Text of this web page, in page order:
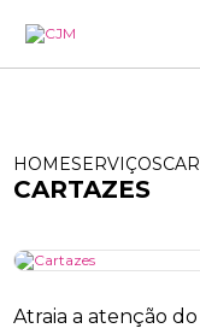
HOMESERVIÇOS
CARTAZES
Atraia a atenção